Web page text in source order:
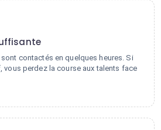
contactés en quelques heures. Si
vous perdez la course aux talents face